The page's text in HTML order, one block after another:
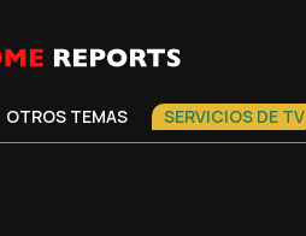
OTROS TEMAS SERVICIOS DE TV